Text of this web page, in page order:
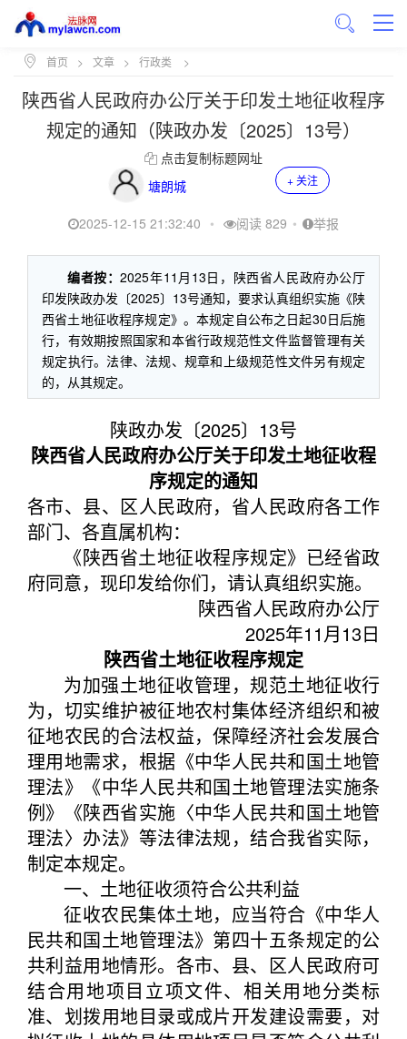
首页 > 文章 > 行政类 >
陕西省人民政府办公厅关于印发土地征收程序
规定的通知（陕政办发〔2025〕13号）
点击复制标题网址
塘朗城
+ 关注
2025-12-15 21:32:40 • 阅读 829 • 举报
编者按：2025年11月13日，陕西省人民政府办公厅
印发陕政办发〔2025〕13号通知，要求认真组织实施《陕
西省土地征收程序规定》。本规定自公布之日起30日后施
行，有效期按照国家和本省行政规范性文件监督管理有关
规定执行。法律、法规、规章和上级规范性文件另有规定
的，从其规定。
陕政办发〔2025〕13号
陕西省人民政府办公厅关于印发土地征收程
序规定的通知
各市、县、区人民政府，省人民政府各工作
部门、各直属机构：
《陕西省土地征收程序规定》已经省政
府同意，现印发给你们，请认真组织实施。
陕西省人民政府办公厅
2025年11月13日
陕西省土地征收程序规定
为加强土地征收管理，规范土地征收行
为，切实维护被征地农村集体经济组织和被
征地农民的合法权益，保障经济社会发展合
理用地需求，根据《中华人民共和国土地管
理法》《中华人民共和国土地管理法实施条
例》《陕西省实施〈中华人民共和国土地管
理法〉办法》等法律法规，结合我省实际，
制定本规定。
一、土地征收须符合公共利益
征收农民集体土地，应当符合《中华人
民共和国土地管理法》第四十五条规定的公
共利益用地情形。各市、县、区人民政府可
结合用地项目立项文件、相关用地分类标
准、划拨用地目录或成片开发建设需要，对